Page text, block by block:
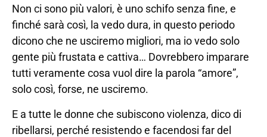
Non ci sono più valori, è uno schifo senza fine, e
finché sarà così, la vedo dura, in questo periodo
dicono che ne usciremo migliori, ma io vedo solo
gente più frustata e cattiva… Dovrebbero imparare
tutti veramente cosa vuol dire la parola “amore”,
solo così, forse, ne usciremo.
E a tutte le donne che subiscono violenza, dico di
ribellarsi, perché resistendo e facendosi far del